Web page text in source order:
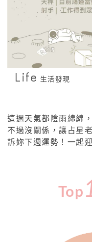
Life 生活發現
這週天氣都陰雨綿綿
不過沒關係，讓占星
訴妳下週運勢！一起
Top